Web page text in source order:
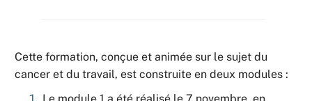
Cette formation, conçue et animée sur le sujet du
cancer et du travail, est construite en deux modules :